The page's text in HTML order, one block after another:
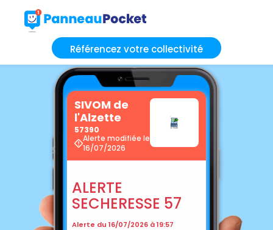
Référencez votre collectivité
SIVOM de
l'Alzette
57390
Alerte modifiée le
16/07/2026
ALERTE
SECHERESSE 57
Alerte du 16/07/2026 à 19:57